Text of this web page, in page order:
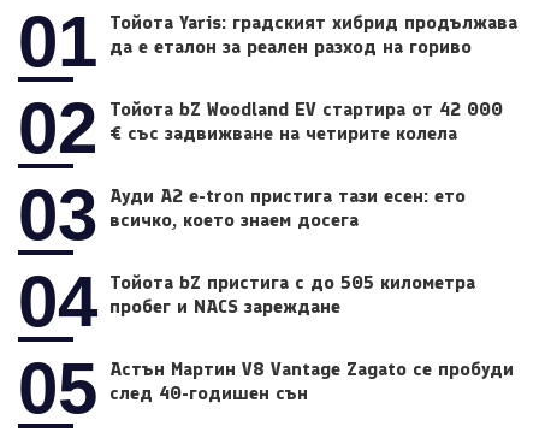
01
Тойота Yaris: градският хибрид продължава
да е еталон за реален разход на гориво
02
Тойота bZ Woodland EV стартира от 42 000
€ със задвижване на четирите колела
03
Ауди A2 e-tron пристига тази есен: ето
всичко, което знаем досега
04 Тойота bZ пристига с до 505 километра
пробег и NACS зареждане
05
Астън Мартин V8 Vantage Zagato се пробуди
след 40-годишен сън